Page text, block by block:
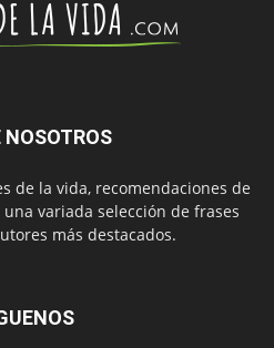
NOSOTROS
de la vida, recomendaciones de
variada selección de frases
más destacados.